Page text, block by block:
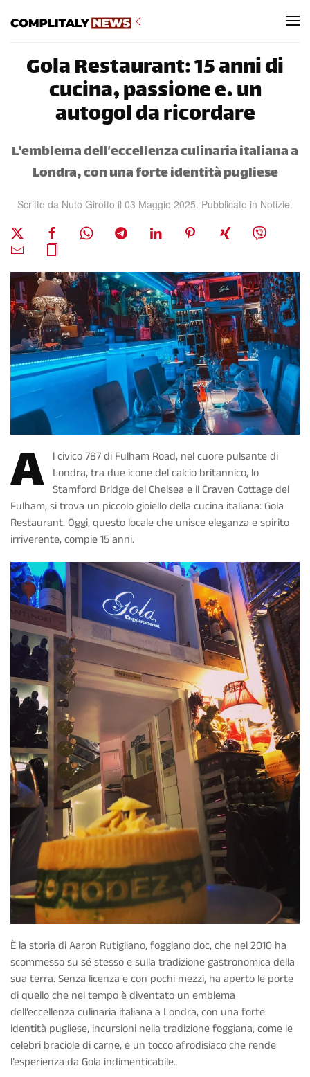
Gola Restaurant: 15 anni di
cucina, passione e… un
autogol da ricordare
L'emblema dell’eccellenza culinaria italiana a
Londra, con una forte identità pugliese
Scritto da Nuto Girotto il 03 Maggio 2025. Pubblicato in Notizie.
A l civico 787 di Fulham Road, nel cuore pulsante di
Londra, tra due icone del calcio britannico, lo
Stamford Bridge del Chelsea e il Craven Cottage del
Fulham, si trova un piccolo gioiello della cucina italiana: Gola
Restaurant. Oggi, questo locale che unisce eleganza e spirito
irriverente, compie 15 anni.
È la storia di Aaron Rutigliano, foggiano doc, che nel 2010 ha
scommesso su sé stesso e sulla tradizione gastronomica della
sua terra. Senza licenza e con pochi mezzi, ha aperto le porte
di quello che nel tempo è diventato un emblema
dell’eccellenza culinaria italiana a Londra, con una forte
identità pugliese, incursioni nella tradizione foggiana, come le
celebri braciole di carne, e un tocco afrodisiaco che rende
l’esperienza da Gola indimenticabile.